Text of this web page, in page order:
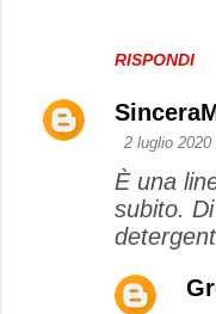
RISPONDI
2 luglio
È una
subito.